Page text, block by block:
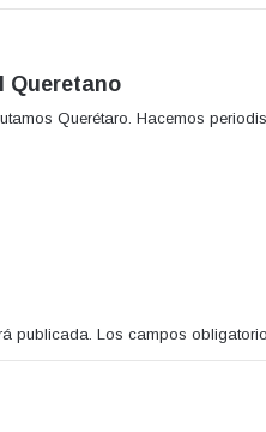
Queretano
Querétaro. Hacemos
publicada. Los campos